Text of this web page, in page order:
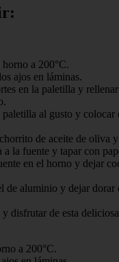
a 200°C.
ajos en láminas.
en la paletilla y
al gusto y colocar
de aceite de oliva
a la fuente y tapar con
en el horno y dejar
de aluminio y dejar dorar
disfrutar de esta
a 200°C.